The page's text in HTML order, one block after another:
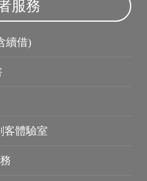
服務
續借)
客體驗室